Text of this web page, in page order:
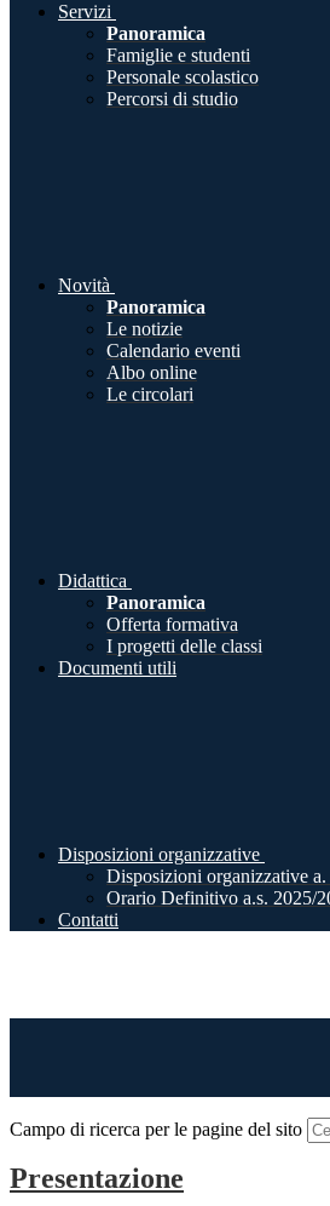
Servizi
Panoramica
Famiglie e studenti
Personale scolastico
Percorsi di studio
Novità
Panoramica
Le notizie
Calendario eventi
Albo online
Le circolari
Didattica
Panoramica
Offerta formativa
I progetti delle classi
Documenti utili
Disposizioni organizzative
Disposizioni organizzative
Orario Definitivo a.s. 2025/
Contatti
Campo di ricerca per le pagine del sito
Presentazione